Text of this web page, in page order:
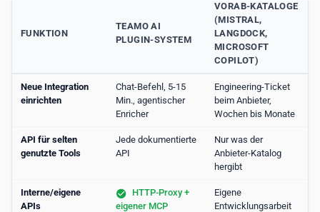
FUNKTION
TEAMO AI
PLUGIN-SYSTEM
VORAB-KATALOGE
(MISTRAL,
LANGDOCK,
MICROSOFT
COPILOT)
Neue Integration
einrichten
Chat-Befehl, 5-15
Min., agentischer
Enricher
Engineering-Ticket
beim Anbieter,
Wochen bis Monate
API für selten
genutzte Tools
Jede dokumentierte
API
Nur was der
Anbieter-Katalog
hergibt
Interne/eigene
APIs
HTTP-Proxy +
eigener MCP
Eigene
Entwicklungsarbeit